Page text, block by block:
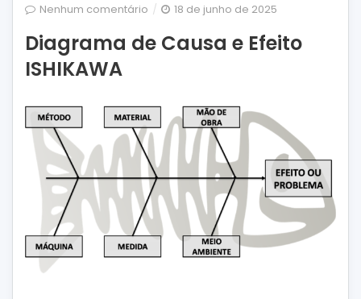
Nenhum comentário em
de
ISHIKAWA
18 de junho de 2025
Diagrama de Causa e Efeito
ISHIKAWA